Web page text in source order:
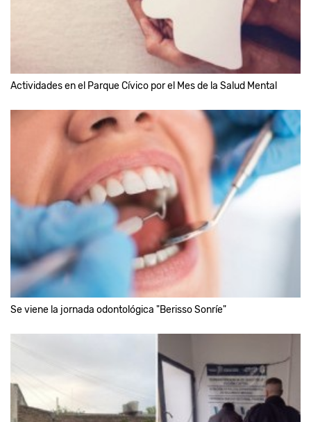
Actividades en el Parque Cívico por el Mes de la Salud Mental
Se viene la jornada odontológica "Berisso Sonríe"